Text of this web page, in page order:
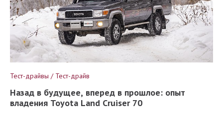
Тест-драйвы / Тест-драйв
Назад в будущее, вперед в прошлое: опыт
владения Toyota Land Cruiser 70